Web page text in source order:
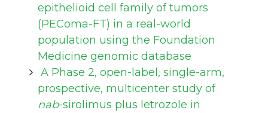
epithelioid cell family of tumors
(PEComa-FT) in a real-world
population using the Foundation
Medicine genomic database
A Phase 2, open-label, single-arm,
prospective, multicenter study of
nab-sirolimus plus letrozole in